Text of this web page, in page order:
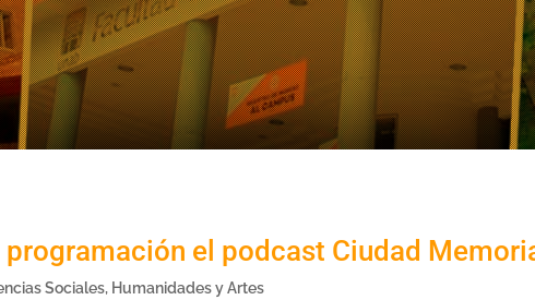
programación el podcast Ciudad
Sociales, Humanidades y Artes